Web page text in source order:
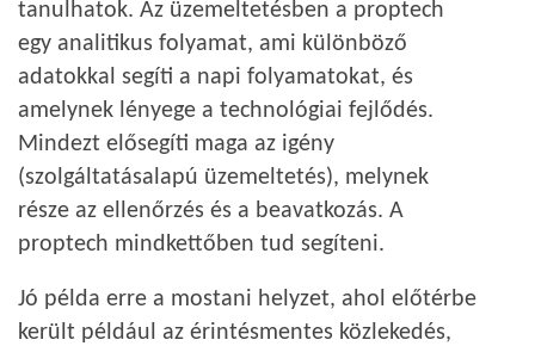
tanulhatok. Az üzemeltetésben a proptech
egy analitikus folyamat, ami különböző
adatokkal segíti a napi folyamatokat, és
amelynek lényege a technológiai fejlődés.
Mindezt elősegíti maga az igény
(szolgáltatásalapú üzemeltetés), melynek
része az ellenőrzés és a beavatkozás. A
proptech mindkettőben tud segíteni.
Jó példa erre a mostani helyzet, ahol előtérbe
került például az érintésmentes közlekedés,